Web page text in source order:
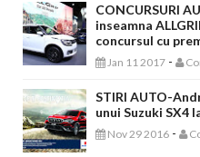
CONCURSURI
inseamna
concursul cu
Jan 11 2017 -
STIRI AUTO-
unui Suzuki SX4
Nov 29 2016 -